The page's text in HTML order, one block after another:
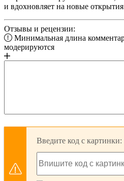
и вдохновляет на новые
Отзывы и рецензии:
Минимальная длина
модерируются
Введите код с картинки: